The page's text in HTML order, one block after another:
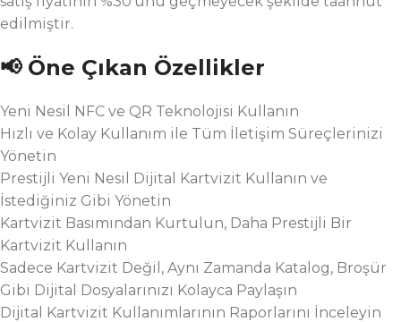
edilmiştir.
📢 Öne Çıkan Özellikler
Yeni Nesil NFC ve QR Teknolojisi Kullanın
Hızlı ve Kolay Kullanım ile Tüm İletişim Süreçlerinizi
Yönetin
Prestijli Yeni Nesil Dijital Kartvizit Kullanın ve
İstediğiniz Gibi Yönetin
Kartvizit Basımından Kurtulun, Daha Prestijli Bir
Kartvizit Kullanın
Sadece Kartvizit Değil, Aynı Zamanda Katalog, Broşür
Gibi Dijital Dosyalarınızı Kolayca Paylaşın
Dijital Kartvizit Kullanımlarının Raporlarını İnceleyin